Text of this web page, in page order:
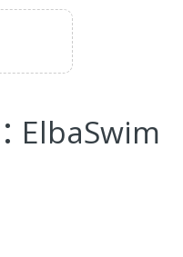
ElbaSwim